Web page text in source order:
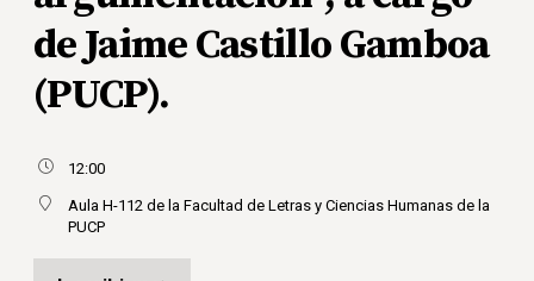
de Jaime Castillo Gamboa
(PUCP).
12:00
Aula H-112 de la Facultad de Letras y Ciencias Humanas de la
PUCP